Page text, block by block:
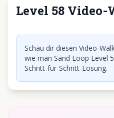
Level 58Klicken, um
Schau dir diesen Video-
wie man Sand Loop Level
Schritt-für-Schritt-Lösung.